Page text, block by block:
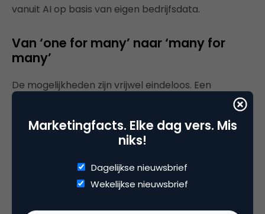
vanuit AI op basis van eigen bedrijfsdata.
Van ‘one for many’ naar ‘many for
many’
De mogelijkheden zijn vrijwel eindeloos. Een
keurige HTML meteen online beschikbaar voor één
specifieke klant? Een gepersonaliseerde
landingspagina met alleen beelden van blauwe
auto’s omdat dit de favoriete kleur is van de
Marketingfacts. Elke dag vers. Mis
niks!
Dagelijkse nieuwsbrief
Wekelijkse nieuwsbrief